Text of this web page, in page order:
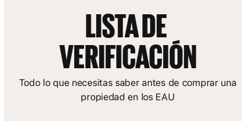
LISTA DE
VERIFICACIÓN
Todo lo que necesitas saber antes de comprar una
propiedad en los EAU